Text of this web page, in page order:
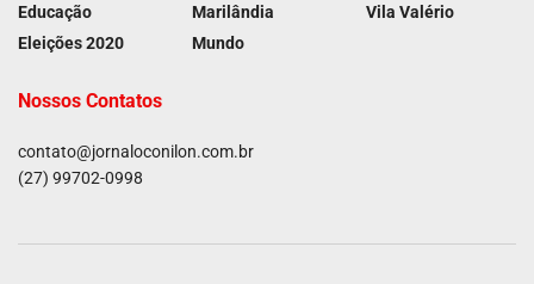
Educação
Eleições 2020
Marilândia
Mundo
Vila Valério
Nossos Contatos
contato@jornaloconilon.com.br
(27) 99702-0998